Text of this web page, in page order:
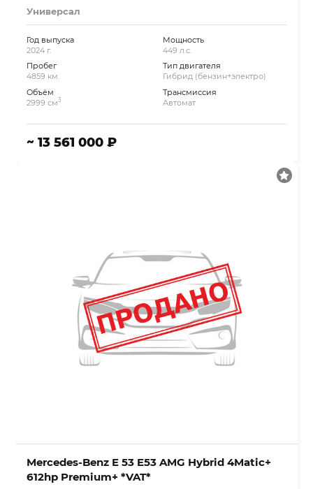
Универсал
Год выпуска
2024 г.
Пробег
4859 км.
Объём
2999 см3
Мощность
449 л.с.
Тип двигателя
Гибрид (бензин+электро)
Трансмиссия
Автомат
~ 13 561 000 ₽
Mercedes-Benz E 53 E53 AMG Hybrid 4Matic+
612hp Premium+ *VAT*